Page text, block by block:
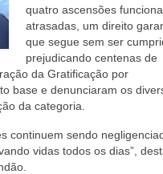
quatro ascensões
atrasadas, um direito
que segue sem ser
prejudicando centenas de
da Gratificação por
base e denunciaram os
da categoria.
continuem sendo
vidas todos os dias”,